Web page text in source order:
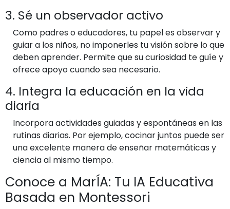
3. Sé un observador activo
Como padres o educadores, tu papel es observar y
guiar a los niños, no imponerles tu visión sobre lo que
deben aprender. Permite que su curiosidad te guíe y
ofrece apoyo cuando sea necesario.
4. Integra la educación en la vida
diaria
Incorpora actividades guiadas y espontáneas en las
rutinas diarias. Por ejemplo, cocinar juntos puede ser
una excelente manera de enseñar matemáticas y
ciencia al mismo tiempo.
Conoce a MarÍA: Tu IA Educativa
Basada en Montessori